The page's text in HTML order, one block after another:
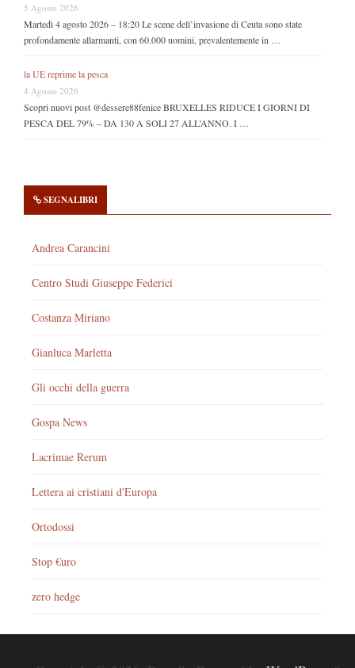
5 Agosto 2026
Martedì 4 agosto 2026 – 18:20 Le scene dell’invasione di Ceuta sono state
profondamente allarmanti, con 60.000 uomini, prevalentemente in …
la UE reprime la pesca
4 Agosto 2026
Scopri nuovi post @dessere88fenice BRUXELLES RIDUCE I GIORNI DI
PESCA DEL 79% – DA 130 A SOLI 27 ALL’ANNO. I …
SEGNALIBRI
Andrea Carancini
Centro Studi Giuseppe Federici
Costanza Miriano
Gianluca Marletta
Gli occhi della guerra
Gospa News
Lacrimae Rerum
Lettera ai cristiani d'Europa
Ortodossi
Stop €uro
zero hedge